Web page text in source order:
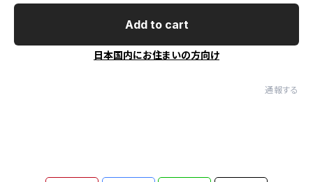
Add to cart
日本国内にお住まいの方向け
通報する